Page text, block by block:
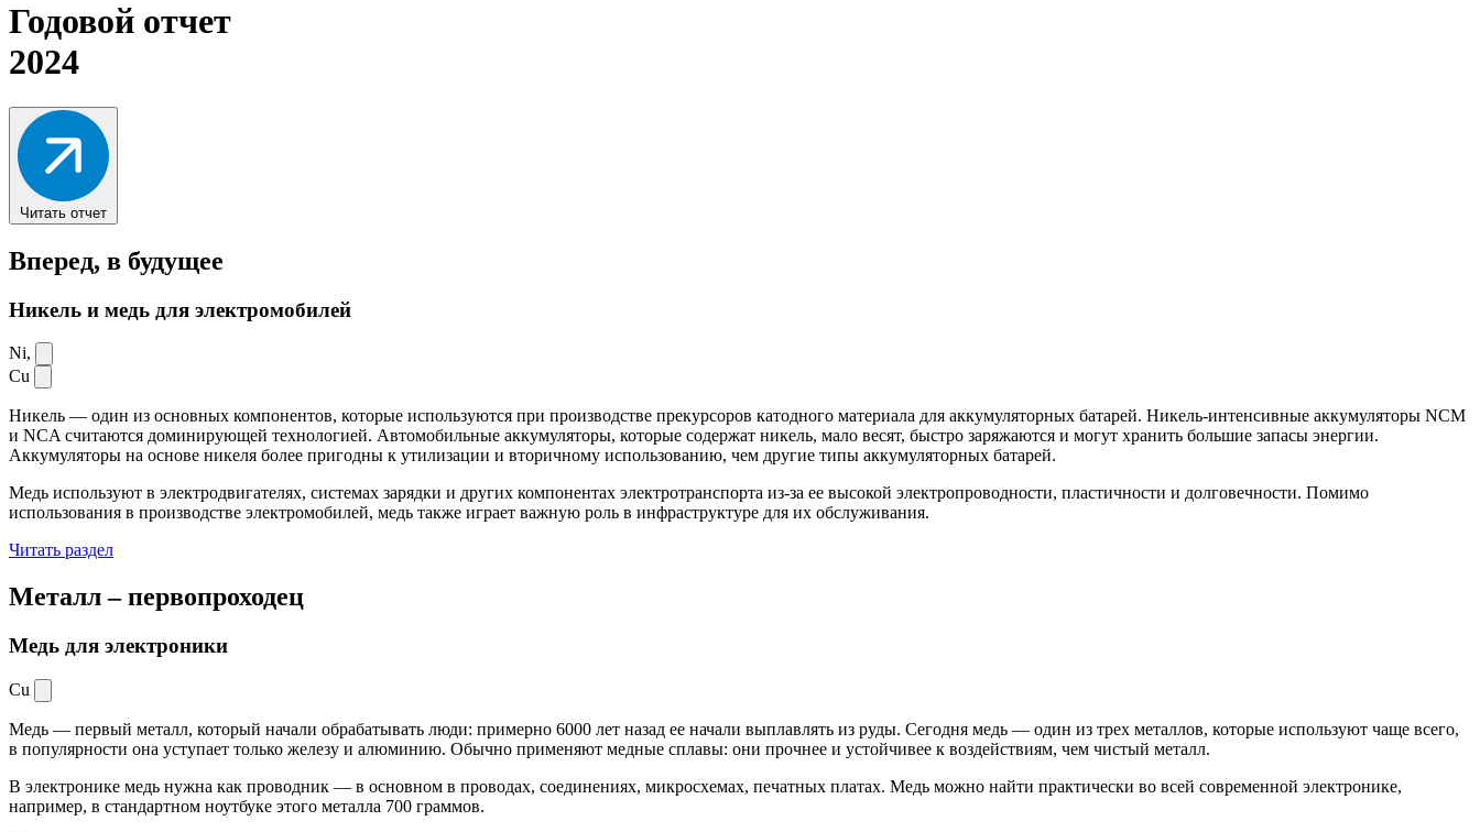
Годовой отчет
2024
Читать отчет
Вперед, в будущее
Никель и медь для электромобилей
Ni,
Cu
Никель — один из основных компонентов, которые используются при производстве прекурсоров катодного материала для аккумуляторных батарей. Никель-интенсивные аккумуляторы NCM
и NCA считаются доминирующей технологией. Автомобильные аккумуляторы, которые содержат никель, мало весят, быстро заряжаются и могут хранить большие запасы энергии.
Аккумуляторы на основе никеля более пригодны к утилизации и вторичному использованию, чем другие типы аккумуляторных батарей.
Медь используют в электродвигателях, системах зарядки и других компонентах электротранспорта из-за ее высокой электропроводности, пластичности и долговечности. Помимо
использования в производстве электромобилей, медь также играет важную роль в инфраструктуре для их обслуживания.
Читать раздел
Металл –первопроходец
Медь для электроники
Cu
Медь — первый металл, который начали обрабатывать люди: примерно 6000 лет назад ее начали выплавлять из руды. Сегодня медь — один из трех металлов, которые используют чаще всего,
в популярности она уступает только железу и алюминию. Обычно применяют медные сплавы: они прочнее и устойчивее к воздействиям, чем чистый металл.
В электронике медь нужна как проводник — в основном в проводах, соединениях, микросхемах, печатных платах. Медь можно найти практически во всей современной электронике,
например, в стандартном ноутбуке этого металла 700 граммов.